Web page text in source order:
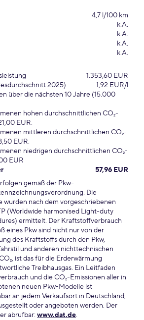
4,7 l/100 km
k.A.
k.A.
k.A.
k.A.
1.353,60 EUR
2025)
1,92 EUR/l
über die nächsten 10 Jahre (15.000
hohen durchschnittlichen CO₂-
EUR.
mittleren durchschnittlichen CO₂-
EUR.
niedrigen durchschnittlichen CO₂-
EUR
57,96 EUR
gemäß der Pkw-
Die
wurden nach dem vorgeschriebenen
(Worldwide harmonised Light-duty
ermittelt. Der Kraftstoffverbrauch
eines Pkw sind nicht nur von der
des Kraftstoffs durch den Pkw,
und anderen nichttechnischen
ist das für die Erderwärmung
Treibhausgas. Ein Leitfaden
und die CO₂-Emissionen aller in
neuen Pkw-Modelle ist
an jedem Verkaufsort in Deutschland,
oder angeboten werden. Der
abrufbar: www.dat.de.